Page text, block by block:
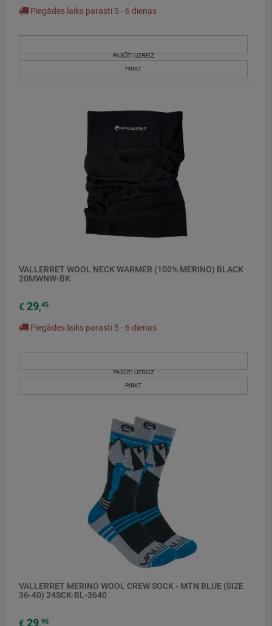
Piegādes laiks parasti 5 - 6 dienas
PASŪTI UZREIZ
PIRKT
VALLERRET WOOL NECK WARMER (100% MERINO) BLACK
20MWNW-BK
€ 29,45
Piegādes laiks parasti 5 - 6 dienas
PASŪTI UZREIZ
PIRKT
VALLERRET MERINO WOOL CREW SOCK - MTN BLUE (SIZE
36-40) 24SCK-BL-3640
€ 29,95